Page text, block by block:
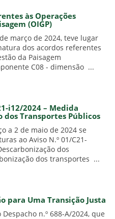
às Operações
(OIGP)
março de 2024, teve lugar
dos acordos referentes
da Paisagem
C08 - dimensão ...
i12/2024 – Medida
dos Transportes Públicos
a 2 de maio de 2024 se
ao Aviso N.º 01/C21-
dos
dos transportes ...
para Uma Transição Justa
n.º 688-A/2024, que